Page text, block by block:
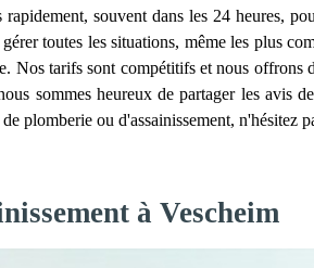
souvent dans les 24 heures,
toutes les situations, même les plus
tarifs sont compétitifs et nous offrons
sommes heureux de partager les avis
plomberie ou d'assainissement, n'hésitez
à Vescheim